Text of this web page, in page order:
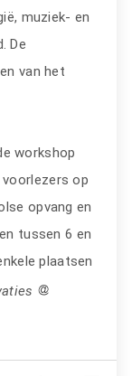
muziek- en
De
van het
workshop
op
opvang en
tussen 6 en
plaatsen